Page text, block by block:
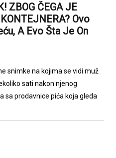
ZBOG ČEGA JE
Ovo
A Evo Šta Je On
snimke na kojima se vidi muž
sati nakon njenog
sa prodavnice pića koja gleda